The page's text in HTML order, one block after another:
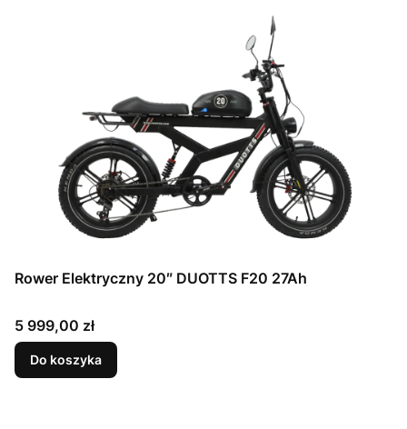
Rower Elektryczny 20″ DUOTTS F20 27Ah
Cena
5 999,00 zł
Do koszyka